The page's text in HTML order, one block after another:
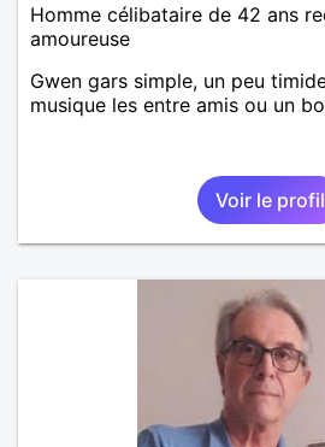
Homme célibataire de 42 ans
amoureuse
Gwen gars simple, un peu
musique les entre amis ou un
Voir le profil